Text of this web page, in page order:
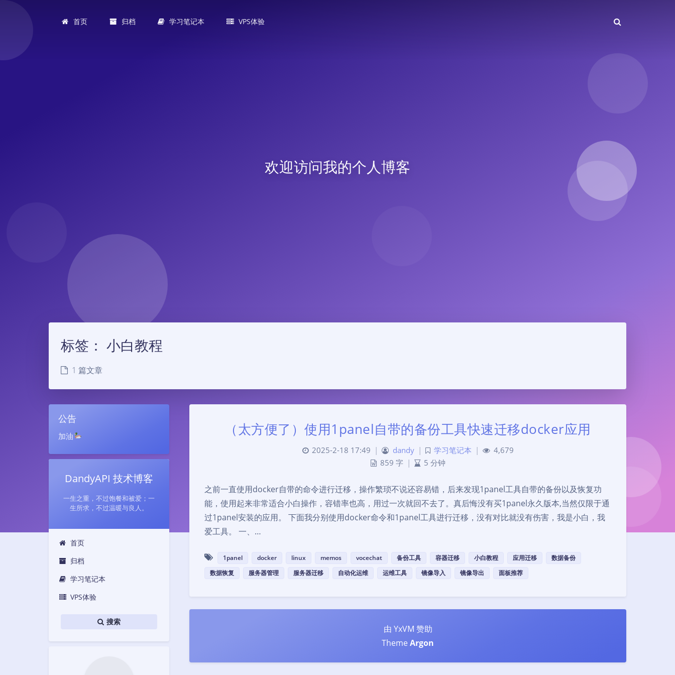
首页 归档 学习笔记本 VPS体验
欢迎访问我的个人博客
夜间模式
标签： 小白教程
1 篇文章
公告
加油
DandyAPI 技术博客
一生之重，不过饱餐和被爱；一
生所求，不过温暖与良人。
首页
归档
学习笔记本
VPS体验
搜索
（太方便了）使用1panel自带的备份工具快速迁移docker应用
2025-2-18 17:49 | dandy | 学习笔记本 |
4,679
859 字 | 5 分钟
之前一直使用docker自带的命令进行迁移，操作繁琐不说还容易错，后来发现1panel工具自带的备份以及恢复功
能，使用起来非常适合小白操作，容错率也高，用过一次就回不去了。真后悔没有买1panel永久版本,当然仅限于通
过1panel安装的应用。 下面我分别使用docker命令和1panel工具进行迁移，没有对比就没有伤害，我是小白，我
爱工具。 一、…
1panel docker linux memos vocechat 备份工具 容器迁移 小白教程 应用迁移
数据备份
数据恢复
服务器管理 服务器迁移 自动化运维 运维工具 镜像导入 镜像导出 面板推荐
由 YxVM 赞助
Theme Argon